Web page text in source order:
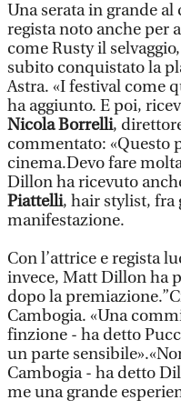
Una serata in grande al
regista noto anche
come Rusty il
subito conquistato la
Astra. «I festival come
ha aggiunto. E poi,
Nicola Borrelli,
commentato: «Questo
cinema.Devo fare
Dillon ha ricevuto
Piattelli, hair stylist, fra
manifestazione.
Con l’attrice e regista
invece, Matt Dillon ha
dopo la
Cambogia. «Una
finzione - ha detto
un parte
Cambogia - ha detto
me una grande